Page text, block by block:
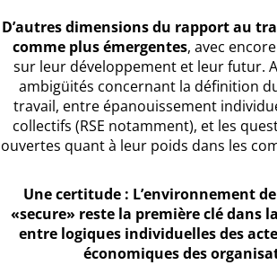
D’autres dimensions du rapport au
comme plus émergentes, avec
sur leur développement et leur futur.
ambigüités concernant la définition
travail, entre épanouissement
collectifs (RSE notamment), et les
ouvertes quant à leur poids dans les
Une certitude : L’environnement
«secure» reste la première clé dans
entre logiques individuelles des
économiques des